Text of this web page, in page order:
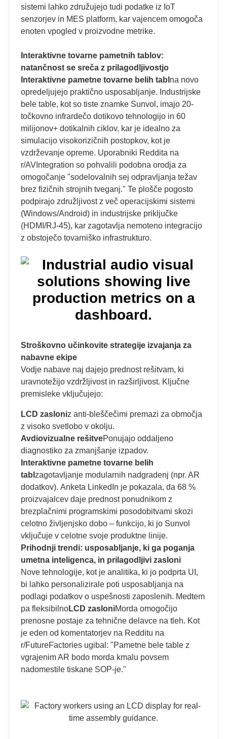
sistemi lahko združujejo tudi podatke iz IoT
senzorjev in MES platform, kar vajencem omogoča
enoten vpogled v proizvodne metrike.
Interaktivne tovarne pametnih tablov:
natančnost se sreča z prilagodljivostjo
Interaktivne pametne tovarne belih tabl na novo
opredeljujejo praktično usposabljanje. Industrijske
bele table, kot so tiste znamke Sunvol, imajo 20-
točkovno infrardečo dotikovo tehnologijo in 60
milijonov+ dotikalnih ciklov, kar je idealno za
simulacijo visokorizičnih postopkov, kot je
vzdrževanje opreme. Uporabniki Reddita na
r/AVIntegration so pohvalili podobna orodja za
omogočanje "sodelovalnih sej odpravljanja težav
brez fizičnih strojnih tveganj." Te plošče pogosto
podpirajo združljivost z več operacijskimi sistemi
(Windows/Android) in industrijske priključke
(HDMI/RJ-45), kar zagotavlja nemoteno integracijo
z obstoječo tovarniško infrastrukturo.
Stroškovno učinkovite strategije izvajanja za
nabavne ekipe
Vodje nabave naj dajejo prednost rešitvam, ki
uravnotežijo vzdržljivost in razširljivost. Ključne
premisleke vključujejo:
LCD zasloniz anti-bleščečimi premazi za območja
z visoko svetlobo v okolju.
Avdiovizualne rešitvePonujajo oddaljeno
diagnostiko za zmanjšanje izpadov.
Interaktivne pametne tovarne belih
tabl zagotavljanje modularnih nadgradenj (npr. AR
dodatkov). Anketa LinkedIn je pokazala, da 68 %
proizvajalcev daje prednost ponudnikom z
brezplačnimi programskimi posodobitvami skozi
celotno življenjsko dobo – funkcijo, ki jo Sunvol
vključuje v celotne svoje produktne linije.
Prihodnji trendi: usposabljanje, ki ga poganja
umetna inteligenca, in prilagodljivi zasloni
Nove tehnologije, kot je analitika, ki jo podprta UI,
bi lahko personalizirale poti usposabljanja na
podlagi podatkov o uspešnosti zaposlenih. Medtem
pa fleksibilnoLCD zasloniMorda omogočijo
prenosne postaje za tehnične delavce na tleh. Kot
je eden od komentatorjev na Redditu na
r/FutureFactories ugibal: "Pametne bele table z
vgrajenim AR bodo morda kmalu povsem
nadomestile tiskane SOP-je."